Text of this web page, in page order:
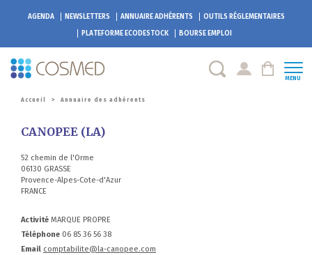
AGENDA NEWSLETTERS ANNUAIRE ADHÉRENTS
OUTILS RÉGLEMENTAIRES
PLATEFORMEECODESTOCK BOURSE EMPLOI
MENU
Accueil > Annuaire des adhérents
CANOPEE (LA)
52 chemin de l'Orme
06130 GRASSE
Provence-Alpes-Cote-d'Azur
FRANCE
Activité MARQUE PROPRE
Téléphone 06 85 36 56 38
Email comptabilite@la-canopee.com